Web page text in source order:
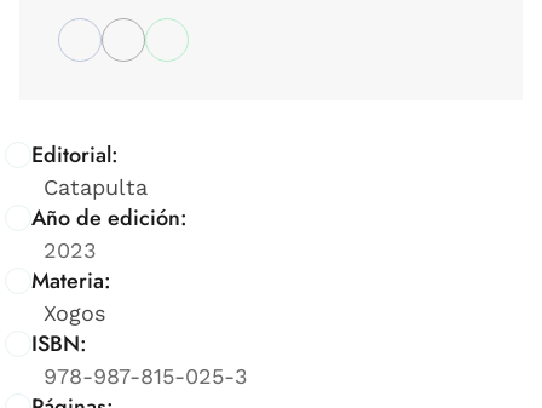
Editorial:
Catapulta
Año de edición:
2023
Materia:
Xogos
ISBN:
978-987-815-025-3